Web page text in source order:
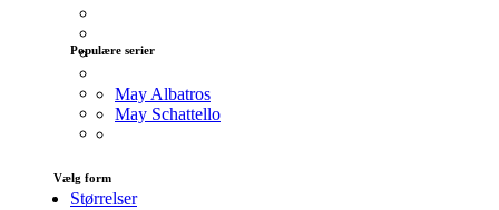
Populære serier
May Albatros
May Schattello
Størrelser
Vælg form